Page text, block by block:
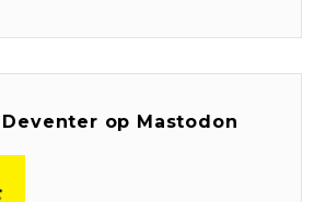
op Mastodon